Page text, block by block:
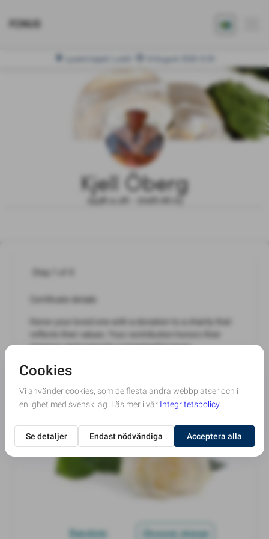
FONUS
Ljusets kapell, Luleå 14 Augusti 2026 12:30
Kjell Öberg
1938.11.26 - 2026.06.03